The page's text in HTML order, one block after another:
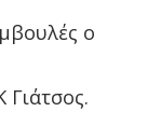
ο
Γιάτσος.